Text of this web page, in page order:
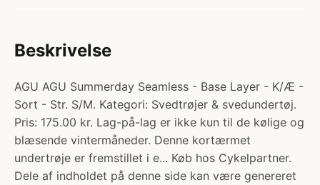
Beskrivelse
AGU AGU Summerday Seamless - Base Layer - K/Æ -
Sort - Str. S/M. Kategori: Svedtrøjer & svedundertøj.
Pris: 175.00 kr. Lag-på-lag er ikke kun til de kølige og
blæsende vintermåneder. Denne kortærmet
undertrøje er fremstillet i e... Køb hos Cykelpartner.
Dele af indholdet på denne side kan være genereret